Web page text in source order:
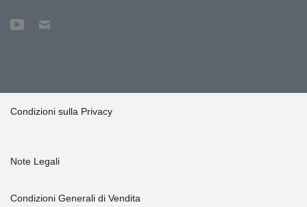
Condizioni sulla Privacy
Note Legali
Condizioni Generali di Vendita